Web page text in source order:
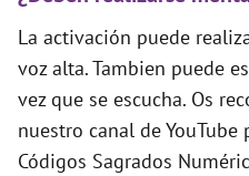
La activación puede
voz alta. Tambien puede
vez que se escucha. Os
nuestro canal de
Códigos Sagrados